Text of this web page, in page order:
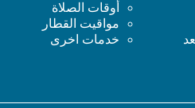
أوقات الصلاة
مواقيت القطار
خدمات اخرى